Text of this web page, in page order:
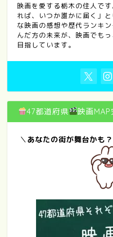
映画を愛する栃木の住人で
れば、いつか誰かに届く」
な映画の感想や歴代ランキ
んだ方の未来が、映画でも
目指しています。
47都道府県 映画
＼あなたの街が舞台かも